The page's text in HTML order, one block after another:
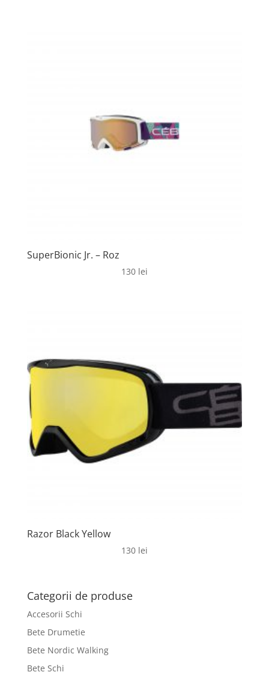
SuperBionic Jr. – Roz
130 lei
Razor Black Yellow
130 lei
Categorii de produse
Accesorii Schi
Bete Drumetie
Bete Nordic Walking
Bete Schi